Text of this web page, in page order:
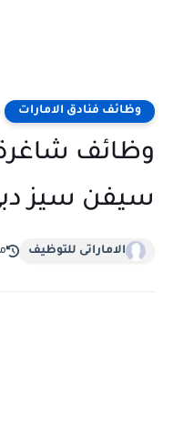
وظائف فنادق الامارات
وظائف
سيفن سيز
الاماراتى للتوظيف